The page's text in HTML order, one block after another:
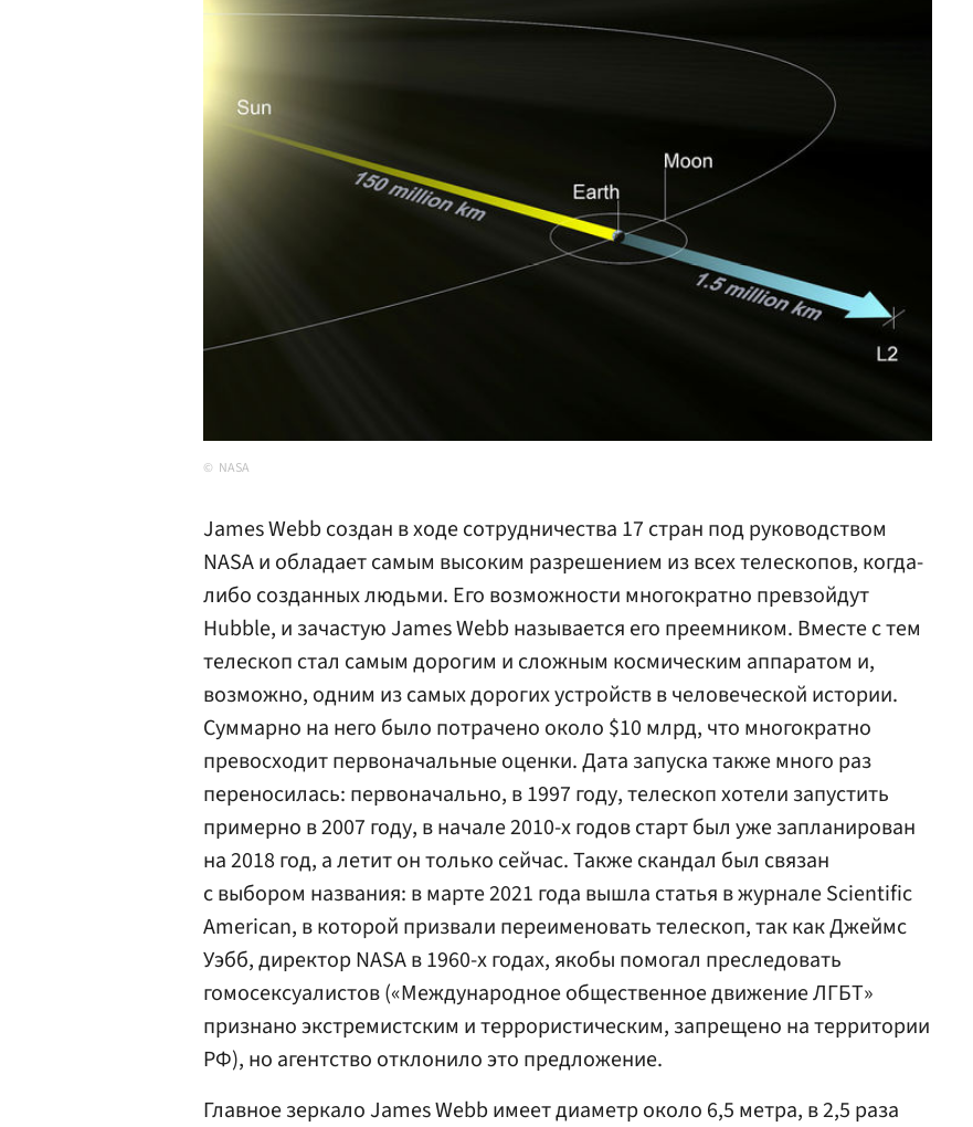
NASA
James Webb создан в ходе сотрудничества 17 стран под руководством
NASA и обладает самым высоким разрешением из всех телескопов, когда-
либо созданных людьми. Его возможности многократно превзойдут
Hubble, и зачастую James Webb называется его преемником. Вместе с тем
телескоп стал самым дорогим и сложным космическим аппаратом и,
возможно, одним из самых дорогих устройств в человеческой истории.
Суммарно на него было потрачено около $10 млрд, что многократно
превосходит первоначальные оценки. Дата запуска также много раз
переносилась: первоначально, в 1997 году, телескоп хотели запустить
примерно в 2007 году, в начале 2010-х годов старт был уже запланирован
на 2018 год, а летит он только сейчас. Также скандал был связан
с выбором названия: в марте 2021 года вышла статья в журнале Scientific
American, в которой призвали переименовать телескоп, так как Джеймс
Уэбб, директор NASA в 1960-х годах, якобы помогал преследовать
гомосексуалистов («Международное общественное движение ЛГБТ»
признано экстремистским и террористическим, запрещено на территории
РФ), но агентство отклонило это предложение.
Главное зеркало James Webb имеет диаметр около 6,5 метра, в 2,5 раза